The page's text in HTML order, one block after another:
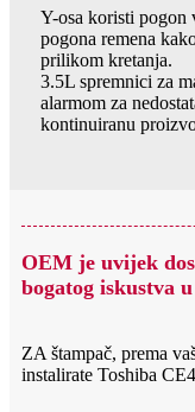
Y-osa koristi pogon
pogona remena
prilikom kretanja.
3.5L spremnici za
alarmom za
kontinuiranu
OEM je uvijek
bogatog iskustva
ZA štampač, prema
instalirate Toshiba